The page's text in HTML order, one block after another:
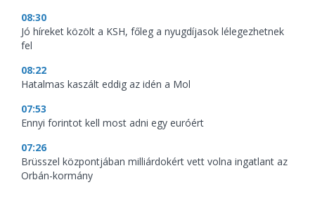
08:30
Jó híreket közölt a KSH, főleg a nyugdíjasok lélegezhetnek
fel
08:22
Hatalmas kaszált eddig az idén a Mol
07:53
Ennyi forintot kell most adni egy euróért
07:26
Brüsszel központjában milliárdokért vett volna ingatlant az
Orbán-kormány